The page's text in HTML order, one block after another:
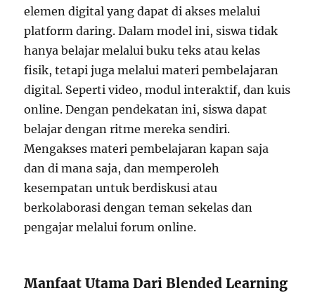
elemen digital yang dapat di akses melalui
platform daring. Dalam model ini, siswa tidak
hanya belajar melalui buku teks atau kelas
fisik, tetapi juga melalui materi pembelajaran
digital. Seperti video, modul interaktif, dan kuis
online. Dengan pendekatan ini, siswa dapat
belajar dengan ritme mereka sendiri.
Mengakses materi pembelajaran kapan saja
dan di mana saja, dan memperoleh
kesempatan untuk berdiskusi atau
berkolaborasi dengan teman sekelas dan
pengajar melalui forum online.
Manfaat Utama Dari Blended Learning